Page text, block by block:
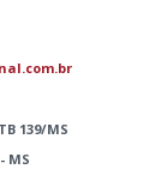
139/MS
MS